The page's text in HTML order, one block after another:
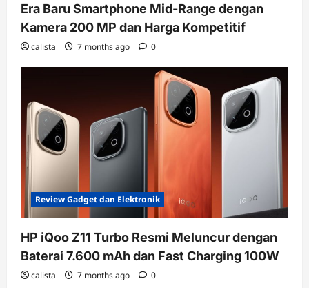
Era Baru Smartphone Mid-Range dengan
Kamera 200 MP dan Harga Kompetitif
calista 7 months ago 0
Review Gadget dan Elektronik
HP iQoo Z11 Turbo Resmi Meluncur dengan
Baterai 7.600 mAh dan Fast Charging 100W
calista 7 months ago 0